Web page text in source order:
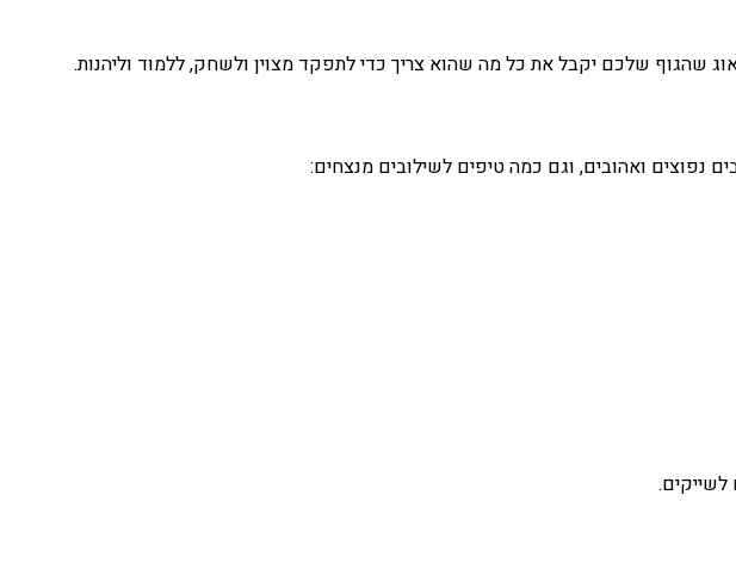
שהגוף שלכם יקבל את כל מה שהוא צריך כדי לתפקד מצוין ולשחק, ללמוד וליהנות.
נפוצים ואהובים, וגם כמה טיפים לשילובים מנצחים: